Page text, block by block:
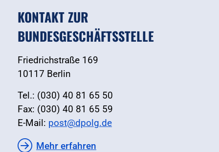
KONTAKT ZUR
BUNDESGESCHÄFTSSTELLE
Friedrichstraße 169
10117 Berlin
Tel.: (030) 40 81 65 50
Fax: (030) 40 81 65 59
E-Mail: post@dpolg.de
Mehr erfahren